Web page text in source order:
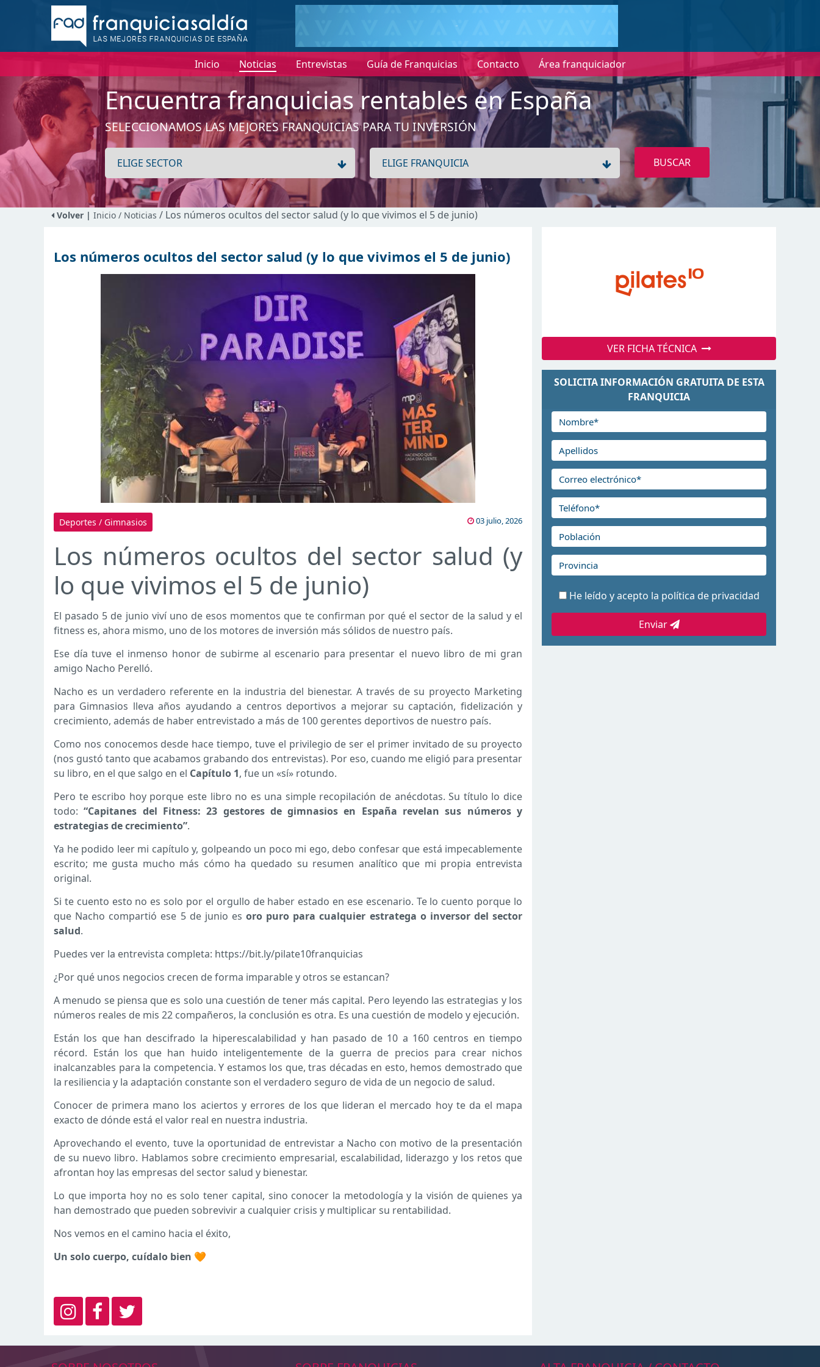
Inicio Noticias Entrevistas Guía de Franquicias Contacto Área franquiciador
Encuentra franquicias rentables en España
SELECCIONAMOS LAS MEJORES FRANQUICIAS PARA TU INVERSIÓN
BUSCAR
Volver | Inicio / Noticias / Los números ocultos del sector salud (y lo que vivimos el 5 de junio)
Los números ocultos del sector salud (y lo que vivimos el 5 de junio)
Deportes / Gimnasios 03 julio, 2026
Los números ocultos del sector salud (y
lo que vivimos el 5 de junio)
El pasado 5 de junio viví uno de esos momentos que te confirman por qué el sector de la salud y el
fitness es, ahora mismo, uno de los motores de inversión más sólidos de nuestro país.
Ese día tuve el inmenso honor de subirme al escenario para presentar el nuevo libro de mi gran
amigo Nacho Perelló.
Nacho es un verdadero referente en la industria del bienestar. A través de su proyecto Marketing
para Gimnasios lleva años ayudando a centros deportivos a mejorar su captación, fidelización y
crecimiento, además de haber entrevistado a más de 100 gerentes deportivos de nuestro país.
Como nos conocemos desde hace tiempo, tuve el privilegio de ser el primer invitado de su proyecto
(nos gustó tanto que acabamos grabando dos entrevistas). Por eso, cuando me eligió para presentar
su libro, en el que salgo en el Capítulo 1, fue un «sí» rotundo.
Pero te escribo hoy porque este libro no es una simple recopilación de anécdotas. Su título lo dice
todo:“Capitanes del Fitness: 23 gestores de gimnasios en España revelan sus números y
estrategias de crecimiento”.
Ya he podido leer mi capítulo y, golpeando un poco mi ego, debo confesar que está impecablemente
escrito; me gusta mucho más cómo ha quedado su resumen analítico que mi propia entrevista
original.
Si te cuento esto no es solo por el orgullo de haber estado en ese escenario. Te lo cuento porque lo
que Nacho compartió ese 5 de junio es oro puro para cualquier estratega o inversor del sector
salud.
Puedes ver la entrevista completa: https://bit.ly/pilate10franquicias
¿Por qué unos negocios crecen de forma imparable y otros se estancan?
A menudo se piensa que es solo una cuestión de tener más capital. Pero leyendo las estrategias y los
números reales de mis 22 compañeros, la conclusión es otra. Es una cuestión de modelo y ejecución.
Están los que han descifrado la hiperescalabilidad y han pasado de 10 a 160 centros en tiempo
récord. Están los que han huido inteligentemente de la guerra de precios para crear nichos
inalcanzables para la competencia. Y estamos los que, tras décadas en esto, hemos demostrado que
la resiliencia y la adaptación constante son el verdadero seguro de vida de un negocio de salud.
Conocer de primera mano los aciertos y errores de los que lideran el mercado hoy te da el mapa
exacto de dónde está el valor real en nuestra industria.
Aprovechando el evento, tuve la oportunidad de entrevistar a Nacho con motivo de la presentación
de su nuevo libro. Hablamos sobre crecimiento empresarial, escalabilidad, liderazgo y los retos que
afrontan hoy las empresas del sector salud y bienestar.
Lo que importa hoy no es solo tener capital, sino conocer la metodología y la visión de quienes ya
han demostrado que pueden sobrevivir a cualquier crisis y multiplicar su rentabilidad.
Nos vemos en el camino hacia el éxito,
Un solo cuerpo, cuídalo bien 🧡
VER FICHA TÉCNICA
SOLICITA INFORMACIÓN GRATUITA DE ESTA
FRANQUICIA
He leído y acepto la política de privacidad
Enviar